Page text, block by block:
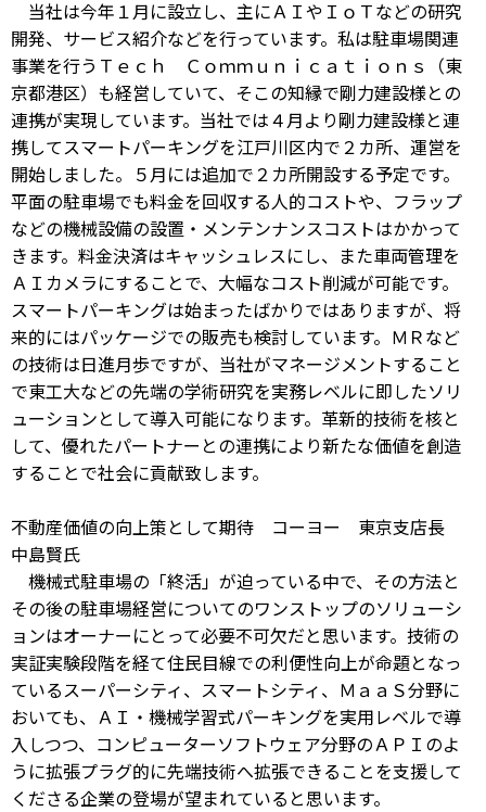
当社は今年１月に設立し、主にＡＩやＩｏＴなどの研究
開発、サービス紹介などを行っています。私は駐車場関連
事業を行うＴｅｃｈ Ｃｏｍｍｕｎｉｃａｔｉｏｎｓ（東
京都港区）も経営していて、そこの知縁で剛力建設様との
連携が実現しています。当社では４月より剛力建設様と連
携してスマートパーキングを江戸川区内で２カ所、運営を
開始しました。５月には追加で２カ所開設する予定です。
平面の駐車場でも料金を回収する人的コストや、フラップ
などの機械設備の設置・メンテンナンスコストはかかって
きます。料金決済はキャッシュレスにし、また車両管理を
ＡＩカメラにすることで、大幅なコスト削減が可能です。
スマートパーキングは始まったばかりではありますが、将
来的にはパッケージでの販売も検討しています。ＭＲなど
の技術は日進月歩ですが、当社がマネージメントすること
で東工大などの先端の学術研究を実務レベルに即したソリ
ューションとして導入可能になります。革新的技術を核と
して、優れたパートナーとの連携により新たな価値を創造
することで社会に貢献致します。
不動産価値の向上策として期待 コーヨー 東京支店長
中島賢氏
機械式駐車場の「終活」が迫っている中で、その方法と
その後の駐車場経営についてのワンストップのソリューシ
ョンはオーナーにとって必要不可欠だと思います。技術の
実証実験段階を経て住民目線での利便性向上が命題となっ
ているスーパーシティ、スマートシティ、ＭａａＳ分野に
おいても、ＡＩ・機械学習式パーキングを実用レベルで導
入しつつ、コンピューターソフトウェア分野のＡＰＩのよ
うに拡張プラグ的に先端技術へ拡張できることを支援して
くださる企業の登場が望まれていると思います。